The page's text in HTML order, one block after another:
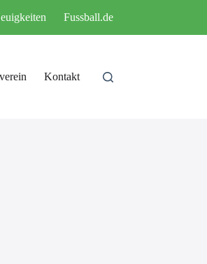
Fussball.de
Kontakt